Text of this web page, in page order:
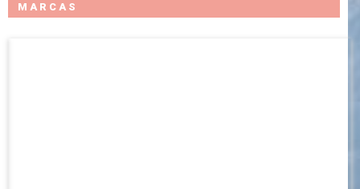
MARCAS